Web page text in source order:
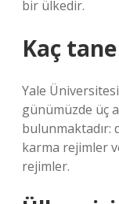
bir ülkedir.
Kaç
Yale
günümüzde üç
karma rejimler
rejimler.